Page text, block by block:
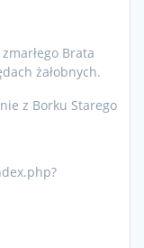
Brata
żałobnych.
Starego